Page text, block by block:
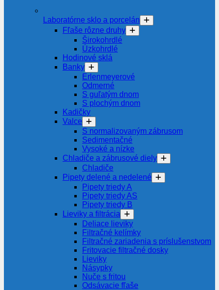
Laboratórne sklo a porcelán
Fľaše rôzne druhy
Širokohrdlé
Úzkohrdlé
Hodinové sklá
Banky
Erlenmeyerové
Odmerné
S guľatým dnom
S plochým dnom
Kadičky
Valce
S normalizovaným zábrusom
Sedimentačné
Vysoké a nízke
Chladiče a zábrusové diely
Chladiče
Pipety delené a nedelené
Pipety triedy A
Pipety triedy AS
Pipety triedy B
Lieviky a filtrácia
Deliace lieviky
Filtračné kelímky
Filtračné zariadenia s príslušenstvom
Fritovacie filtračné dosky
Lieviky
Násypky
Nuče s fritou
Odsávacie fľaše